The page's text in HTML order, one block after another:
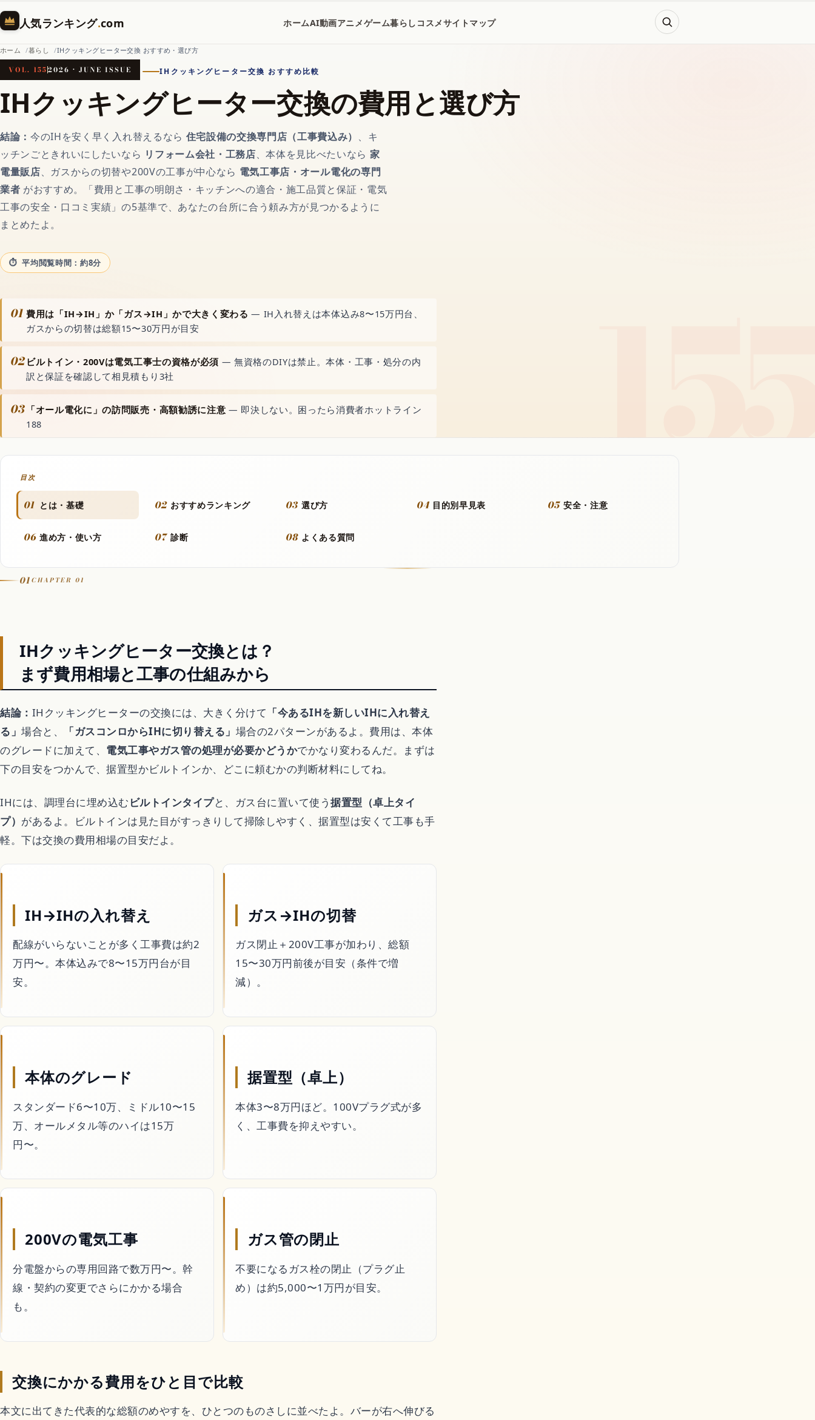
人気ランキング.com ホームAI動画アニメゲーム暮らし コスメサイトマップ
ホーム
AI（人工知能）
対話AIの記事一覧
AIチャットおすすめ
音声読み上げAI
文字起こしAI
音楽生成AI
フラッシュモブ
アニメ
歴代アニメランキング
アニメ映画
恋愛アニメ
Switchおすすめソフト
暮らし
不用品回収
害虫・害獣駆除
車・バイク・自転車
コスメ・美容
ドライヤー
ホーム 暮らし IHクッキングヒーター交換 おすすめ・選び方
VOL. 1552026 · JUNE ISSUE IHクッキングヒーター交換 おすすめ比較
IHクッキングヒーター交換の費用と選び方
結論：今のIHを安く早く入れ替えるなら 住宅設備の交換専門店（工事費込み） 、キ
ッチンごときれいにしたいなら リフォーム会社・工務店、本体を見比べたいなら 家
電量販店、ガスからの切替や200Vの工事が中心なら 電気工事店・オール電化の専門
業者 がおすすめ。「費用と工事の明朗さ・キッチンへの適合・施工品質と保証・電気
工事の安全・口コミ実績」の5基準で、あなたの台所に合う頼み方が見つかるように
まとめたよ。
平均閲覧時間：約8分
01 費用は「IH→IH」か「ガス→IH」かで大きく変わる — IH入れ替えは本体込み8〜15万円台、
ガスからの切替は総額15〜30万円が目安
02ビルトイン・200Vは電気工事士の資格が必須 — 無資格のDIYは禁止。本体・工事・処分の内
訳と保証を確認して相見積もり3社
03 「オール電化に」の訪問販売・高額勧誘に注意 — 即決しない。困ったら消費者ホットライン
188
目次
01 とは・基礎 02 おすすめランキング 03 選び方 04 目的別早見表 05 安全・注意
06 進め方・使い方 07 診断 08 よくある質問
01CHAPTER 01
IHクッキングヒーター交換とは？
まず費用相場と工事の仕組みから
結論： IHクッキングヒーターの交換には、大きく分けて 「今あるIHを新しいIHに入れ替え
る」場合と、 「ガスコンロからIHに切り替える」 場合の2パターンがあるよ。費用は、本体
のグレードに加えて、 電気工事やガス管の処理が必要かどうかでかなり変わるんだ。まずは
下の目安をつかんで、据置型かビルトインか、どこに頼むかの判断材料にしてね。
IHには、調理台に埋め込む ビルトインタイプと、ガス台に置いて使う据置型（卓上タイ
プ） があるよ。ビルトインは見た目がすっきりして掃除しやすく、据置型は安くて工事も手
軽。下は交換の費用相場の目安だよ。
IH→IHの入れ替え
配線がいらないことが多く工事費は約2
万円〜。本体込みで8〜15万円台が目
安。
ガス→IHの切替
ガス閉止＋200V工事が加わり、総額
15〜30万円前後が目安（条件で増
減）。
本体のグレード
スタンダード6〜10万、ミドル10〜15
万、オールメタル等のハイは15万
円〜。
据置型（卓上）
本体3〜8万円ほど。100Vプラグ式が多
く、工事費を抑えやすい。
200Vの電気工事
分電盤からの専用回路で数万円〜。幹
線・契約の変更でさらにかかる場合
も。
ガス管の閉止
不要になるガス栓の閉止（プラグ止
め）は約5,000〜1万円が目安。
交換にかかる費用をひと目で比較
本文に出てきた代表的な総額のめやすを、ひとつのものさしに並べたよ。バーが右へ伸びる